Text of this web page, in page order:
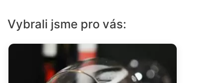
Vybrali jsme pro vás: